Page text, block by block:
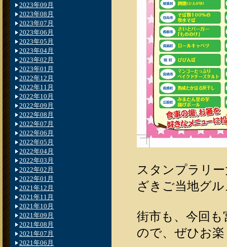
スタンプラリ
ざきご当地グ
街市も、今回
ので、ぜひお
2023年09月
2023年08月
2023年07月
2023年06月
2023年05月
2023年04月
2023年02月
2023年01月
2022年12月
2022年11月
2022年10月
2022年09月
2022年08月
2022年07月
2022年06月
2022年05月
2022年04月
2022年03月
2022年02月
2022年01月
2021年12月
2021年11月
2021年10月
2021年09月
2021年08月
2021年07月
2021年06月